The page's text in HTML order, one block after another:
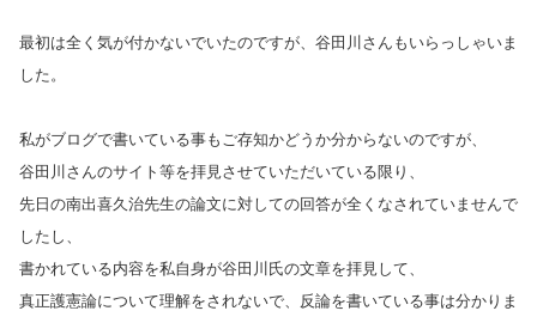
最初は全く気が付かないでいたのですが、谷田川さんもいらっしゃいま
した。
私がブログで書いている事もご存知かどうか分からないのですが、
谷田川さんのサイト等を拝見させていただいている限り、
先日の南出喜久治先生の論文に対しての回答が全くなされていませんで
したし、
書かれている内容を私自身が谷田川氏の文章を拝見して、
真正護憲論について理解をされないで、反論を書いている事は分かりま